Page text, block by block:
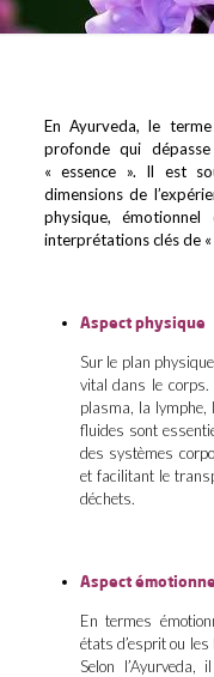
En Ayurveda, le
profonde qui
« essence ». Il est
dimensions de
physique,
interprétations clés de «
Aspect physique
Sur le plan
vital dans le corps.
plasma, la lymphe,
fluides sont
des systèmes
et facilitant le
déchets.
Aspect
En termes
états d’esprit ou
Selon